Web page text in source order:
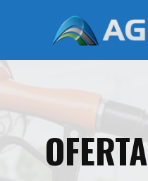
STRONA GŁÓWNA
OFERTA
Moje konto
OFERTA